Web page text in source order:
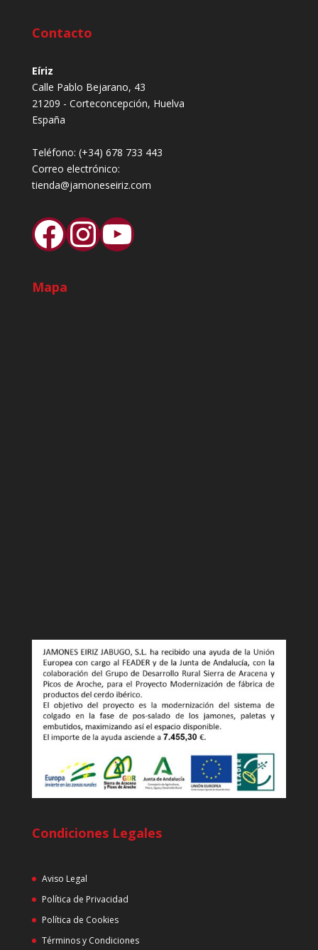
Contacto
Eíriz
Calle Pablo Bejarano, 43
21209 - Corteconcepción, Huelva
España
Teléfono: (+34) 678 733 443
Correo electrónico:
tienda@jamoneseiriz.com
Facebook
Instagram
YouTube
Mapa
Condiciones Legales
Aviso Legal
Política de Privacidad
Política de Cookies
Términos y Condiciones